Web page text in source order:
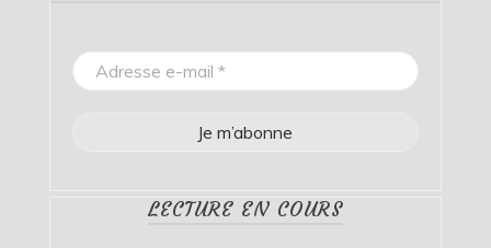
LECTURE EN COURS